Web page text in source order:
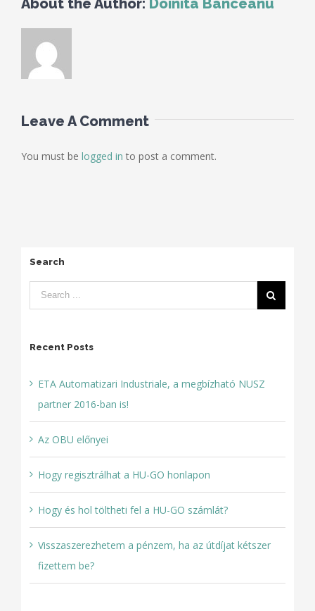
About the Author: Doinita Banceanu
Leave A Comment
You must be logged in to post a comment.
Search
Recent Posts
ETA Automatizari Industriale, a megbízható NUSZ
partner 2016-ban is!
Az OBU előnyei
Hogy regisztrálhat a HU-GO honlapon
Hogy és hol töltheti fel a HU-GO számlát?
Visszaszerezhetem a pénzem, ha az útdíjat kétszer
fizettem be?